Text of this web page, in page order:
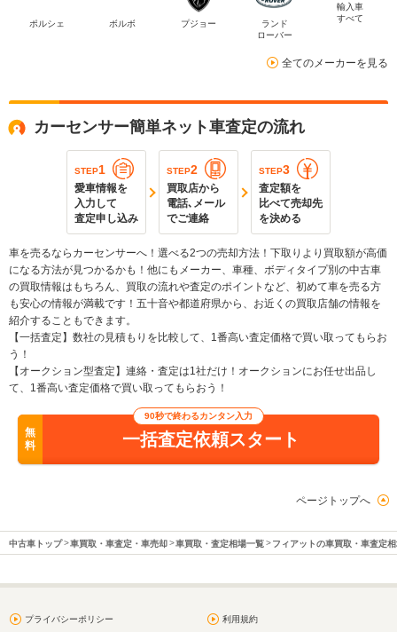
ポルシェ ボルボ プジョー
ランド
ローバー
輸入車
すべて
全てのメーカーを見る
カーセンサー簡単ネット車査定の流れ
STEP1
愛車情報を
入力して
査定申し込み
STEP2
買取店から
電話､メール
でご連絡
STEP3
査定額を
比べて売却先
を決める
車を売るならカーセンサーへ！選べる2つの売却方法！下取りより買取額が高価
になる方法が見つかるかも！他にもメーカー、車種、ボディタイプ別の中古車
の買取情報はもちろん、買取の流れや査定のポイントなど、初めて車を売る方
も安心の情報が満載です！五十音や都道府県から、お近くの買取店舗の情報を
紹介することもできます。
【一括査定】数社の見積もりを比較して、1番高い査定価格で買い取ってもらお
う！
【オークション型査定】連絡・査定は1社だけ！オークションにお任せ出品し
て、1番高い査定価格で買い取ってもらおう！
無
料
90秒で終わるカンタン入力
一括査定依頼スタート
ページトップへ
中古車トップ 車買取・車査定・車売却 車買取・査定相場一覧 フィアットの車買取・車査定
プライバシーポリシー 利用規約